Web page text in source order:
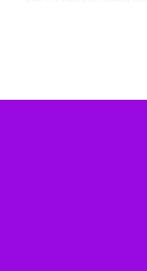
världsklass skapar vi en